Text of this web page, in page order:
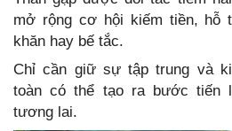
mở rộng cơ hội kiếm tiền, hỗ
khăn hay bế tắc.
Chỉ cần giữ sự tập trung và
toàn có thể tạo ra bước tiến
tương lai.